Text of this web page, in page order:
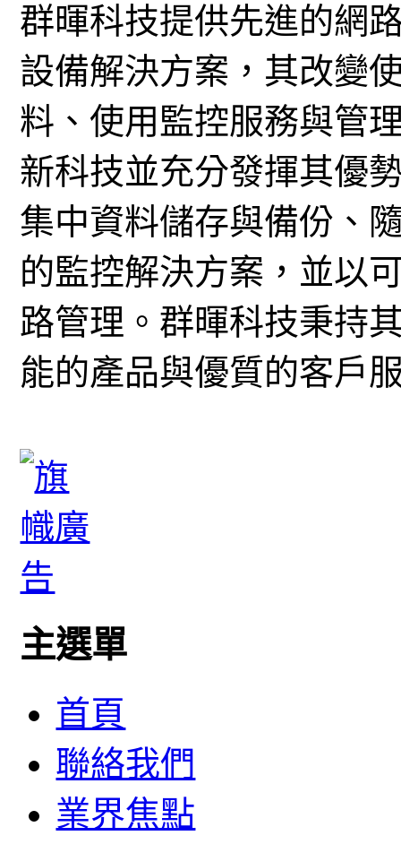
群暉科技提供先進的網
設備解決方案，其改變
料、使用監控服務與管
新科技並充分發揮其優
集中資料儲存與備份、
的監控解決方案，並以
路管理。群暉科技秉持
能的產品與優質的客戶
主選單
首頁
聯絡我們
業界焦點